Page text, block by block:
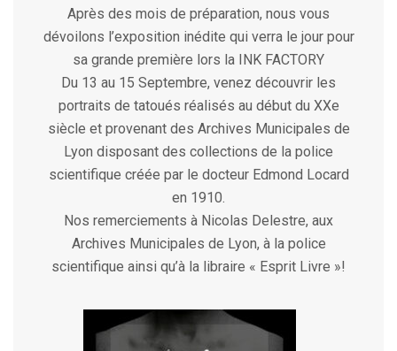
Après des mois de préparation, nous vous
dévoilons l’exposition inédite qui verra le jour pour
sa grande première lors la INK FACTORY
Du 13 au 15 Septembre, venez découvrir les
portraits de tatoués réalisés au début du XXe
siècle et provenant des Archives Municipales de
Lyon disposant des collections de la police
scientifique créée par le docteur Edmond Locard
en 1910.
Nos remerciements à Nicolas Delestre, aux
Archives Municipales de Lyon, à la police
scientifique ainsi qu’à la libraire « Esprit Livre »!